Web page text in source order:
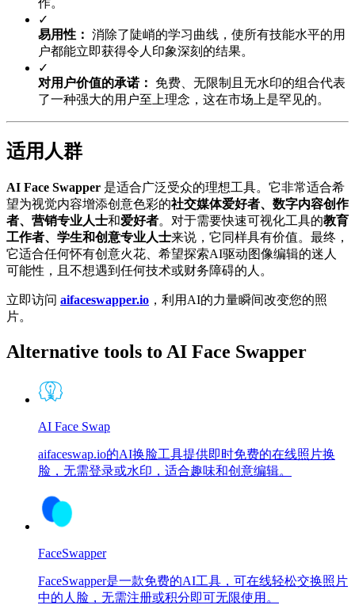
作。
✓
易用性： 消除了陡峭的学习曲线，使所有技能水平的用
户都能立即获得令人印象深刻的结果。
✓
对用户价值的承诺：
免费、无限制且无水印的组合代表
了一种强大的用户至上理念，这在市场上是罕见的。
适用人群
AI Face Swapper 是适合广泛受众的理想工具。它非常适合希
望为视觉内容增添创意色彩的社交媒体爱好者、数字内容创作
者、营销专业人士和爱好者。对于需要快速可视化工具的教育
工作者、学生和创意专业人士来说，它同样具有价值。最终，
它适合任何怀有创意火花、希望探索AI驱动图像编辑的迷人
可能性，且不想遇到任何技术或财务障碍的人。
立即访问 aifaceswapper.io ，利用AI的力量瞬间改变您的照
片。
Alternative tools to AI Face Swapper
AI Face Swap
aifaceswap.io的AI换脸工具提供即时免费的在线照片换
脸，无需登录或水印，适合趣味和创意编辑。
FaceSwapper
FaceSwapper是一款免费的AI工具，可在线轻松交换照片
中的人脸，无需注册或积分即可无限使用。